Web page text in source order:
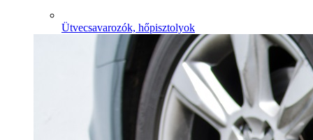
Ütvecsavarozók, hőpisztolyok